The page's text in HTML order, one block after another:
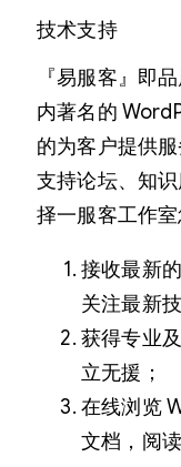
技术支持
『易服客』即
内著名的
的为客户提供
支持论坛、知
择一服客工作室
接收最新
关注最新
获得专业
立无援；
在线浏览
文档，阅读